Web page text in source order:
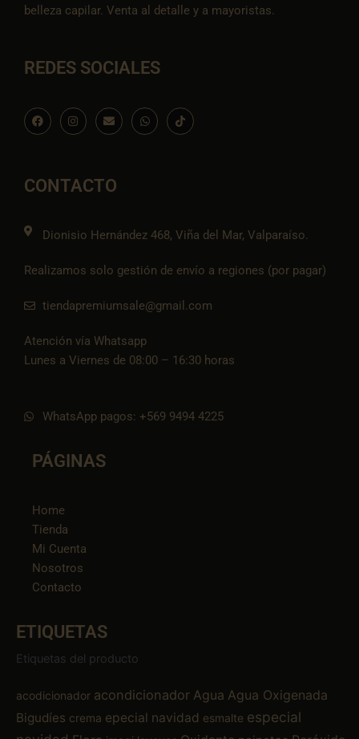
belleza capilar. Venta al detalle y a mayoristas.
REDES SOCIALES
F
a
c
o
k
I
n
s
r
a
E
n
v
p
e
W
h
a
I
c
o
CONTACTO
Dionisio Hernández 468, Viña del Mar, Valparaíso.
Realizamos solo gestión de envío a regiones (por pagar)
tiendapremiumsale@gmail.com
Atención vía Whatsapp
Lunes a Viernes de 08:00 – 16:30 horas
WhatsApp pagos: +569 9494 4225
PÁGINAS
Home
Tienda
Mi Cuenta
Nosotros
Contacto
ETIQUETAS
Etiquetas del producto
acodicionador acondicionador Agua Agua Oxigenada
Bigudíes crema epecial navidad esmalte especial